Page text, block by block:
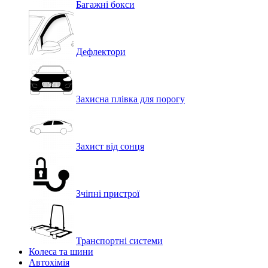
Багажні бокси
Дефлектори
Захисна плівка для порогу
Захист від сонця
Зчіпні пристрої
Транспортні системи
Колеса та шини
Автохімія